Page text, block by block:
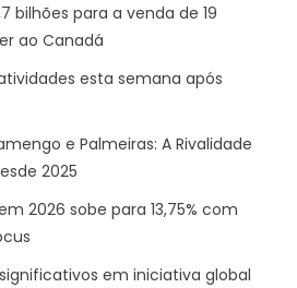
bilhões para a venda de 19
ao Canadá
esta semana após
e Palmeiras: A Rivalidade
2025
2026 sobe para 13,75% com
em iniciativa global